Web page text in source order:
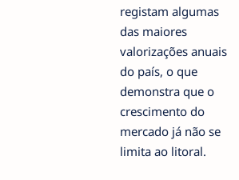
registam algumas
das maiores
valorizações anuais
do país, o que
demonstra que o
crescimento do
mercado já não se
limita ao litoral.